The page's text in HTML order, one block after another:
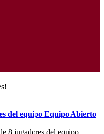
del equipo Equipo Abierto
8 jugadores del equipo